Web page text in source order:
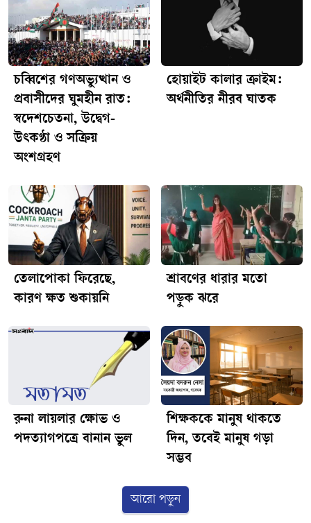
চব্বিশের গণঅভ্যুত্থান ও
প্রবাসীদের ঘুমহীন রাত:
স্বদেশচেতনা, উদ্বেগ-
উৎকণ্ঠা ও সক্রিয়
অংশগ্রহণ
হোয়াইট কালার ক্রাইম:
অর্থনীতির নীরব ঘাতক
তেলাপোকা ফিরেছে,
কারণ ক্ষত শুকায়নি
শ্রাবণের ধারার মতো
পড়ুক ঝরে
রুনা লায়লার ক্ষোভ ও
পদত্যাগপত্রে বানান ভুল
শিক্ষককে মানুষ থাকতে
দিন, তবেই মানুষ গড়া
সম্ভব
আরো পড়ুন